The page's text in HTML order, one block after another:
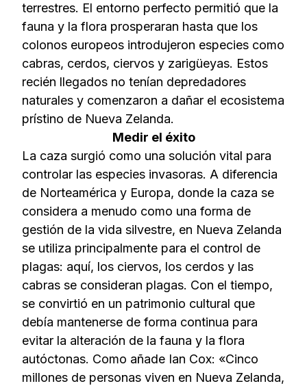
terrestres. El entorno perfecto permitió que la
fauna y la flora prosperaran hasta que los
colonos europeos introdujeron especies como
cabras, cerdos, ciervos y zarigüeyas. Estos
recién llegados no tenían depredadores
naturales y comenzaron a dañar el ecosistema
prístino de Nueva Zelanda.
Medir el éxito
La caza surgió como una solución vital para
controlar las especies invasoras. A diferencia
de Norteamérica y Europa, donde la caza se
considera a menudo como una forma de
gestión de la vida silvestre, en Nueva Zelanda
se utiliza principalmente para el control de
plagas: aquí, los ciervos, los cerdos y las
cabras se consideran plagas. Con el tiempo,
se convirtió en un patrimonio cultural que
debía mantenerse de forma continua para
evitar la alteración de la fauna y la flora
autóctonas. Como añade Ian Cox: «Cinco
millones de personas viven en Nueva Zelanda,